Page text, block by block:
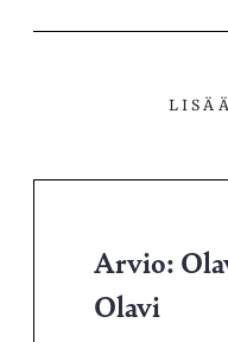
Arvio:
Olavi